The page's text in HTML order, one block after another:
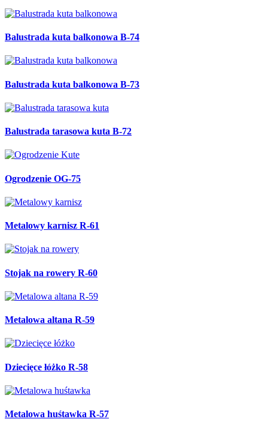
Balustrada kuta balkonowa B-74
Balustrada kuta balkonowa B-73
Balustrada tarasowa kuta B-72
Ogrodzenie OG-75
Metalowy karnisz R-61
Stojak na rowery R-60
Metalowa altana R-59
Dziecięce łóżko R-58
Metalowa huśtawka R-57